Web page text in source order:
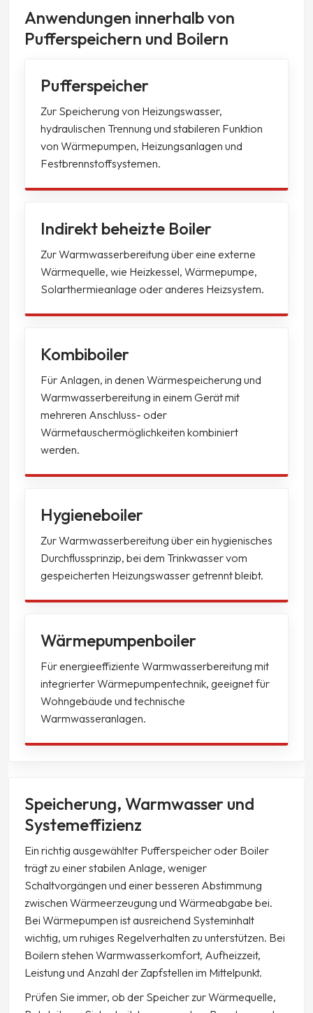
Anwendungen innerhalb von
Pufferspeichern und Boilern
Pufferspeicher
Zur Speicherung von Heizungswasser,
hydraulischen Trennung und stabileren Funktion
von Wärmepumpen, Heizungsanlagen und
Festbrennstoffsystemen.
Indirekt beheizte Boiler
Zur Warmwasserbereitung über eine externe
Wärmequelle, wie Heizkessel, Wärmepumpe,
Solarthermieanlage oder anderes Heizsystem.
Kombiboiler
Für Anlagen, in denen Wärmespeicherung und
Warmwasserbereitung in einem Gerät mit
mehreren Anschluss- oder
Wärmetauschermöglichkeiten kombiniert
werden.
Hygieneboiler
Zur Warmwasserbereitung über ein hygienisches
Durchflussprinzip, bei dem Trinkwasser vom
gespeicherten Heizungswasser getrennt bleibt.
Wärmepumpenboiler
Für energieeffiziente Warmwasserbereitung mit
integrierter Wärmepumpentechnik, geeignet für
Wohngebäude und technische
Warmwasseranlagen.
Speicherung, Warmwasser und
Systemeffizienz
Ein richtig ausgewählter Pufferspeicher oder Boiler
trägt zu einer stabilen Anlage, weniger
Schaltvorgängen und einer besseren Abstimmung
zwischen Wärmeerzeugung und Wärmeabgabe bei.
Bei Wärmepumpen ist ausreichend Systeminhalt
wichtig, um ruhiges Regelverhalten zu unterstützen. Bei
Boilern stehen Warmwasserkomfort, Aufheizzeit,
Leistung und Anzahl der Zapfstellen im Mittelpunkt.
Prüfen Sie immer, ob der Speicher zur Wärmequelle,